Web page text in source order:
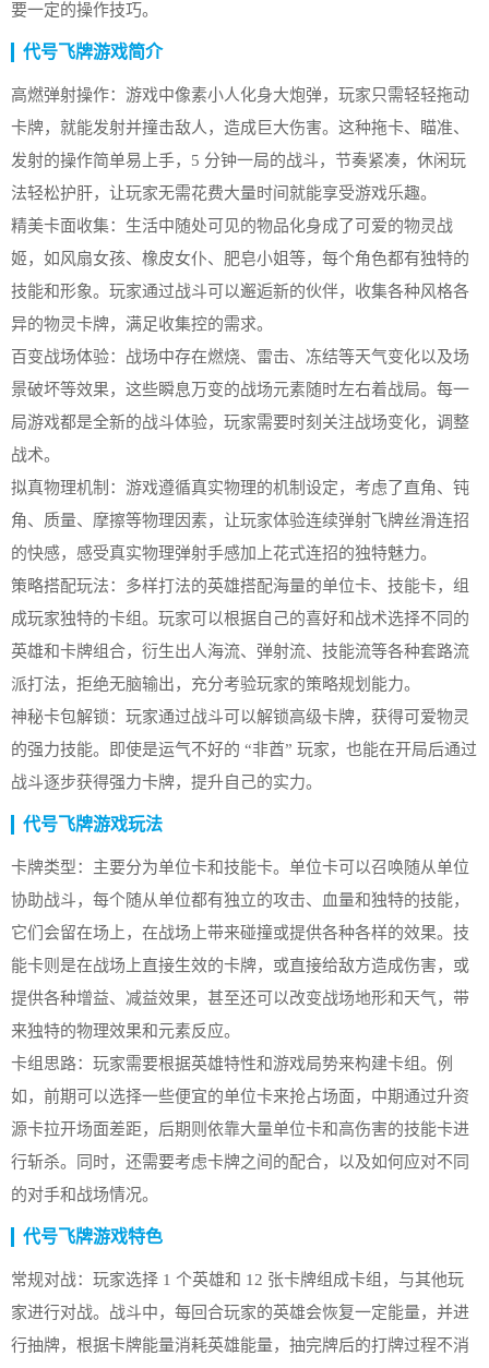
要一定的操作技巧。
代号飞牌游戏简介
高燃弹射操作：游戏中像素小人化身大炮弹，玩家只需轻轻拖动
卡牌，就能发射并撞击敌人，造成巨大伤害。这种拖卡、瞄准、
发射的操作简单易上手，5 分钟一局的战斗，节奏紧凑，休闲玩
法轻松护肝，让玩家无需花费大量时间就能享受游戏乐趣。
精美卡面收集：生活中随处可见的物品化身成了可爱的物灵战
姬，如风扇女孩、橡皮女仆、肥皂小姐等，每个角色都有独特的
技能和形象。玩家通过战斗可以邂逅新的伙伴，收集各种风格各
异的物灵卡牌，满足收集控的需求。
百变战场体验：战场中存在燃烧、雷击、冻结等天气变化以及场
景破坏等效果，这些瞬息万变的战场元素随时左右着战局。每一
局游戏都是全新的战斗体验，玩家需要时刻关注战场变化，调整
战术。
拟真物理机制：游戏遵循真实物理的机制设定，考虑了直角、钝
角、质量、摩擦等物理因素，让玩家体验连续弹射飞牌丝滑连招
的快感，感受真实物理弹射手感加上花式连招的独特魅力。
策略搭配玩法：多样打法的英雄搭配海量的单位卡、技能卡，组
成玩家独特的卡组。玩家可以根据自己的喜好和战术选择不同的
英雄和卡牌组合，衍生出人海流、弹射流、技能流等各种套路流
派打法，拒绝无脑输出，充分考验玩家的策略规划能力。
神秘卡包解锁：玩家通过战斗可以解锁高级卡牌，获得可爱物灵
的强力技能。即使是运气不好的 “非酋” 玩家，也能在开局后通过
战斗逐步获得强力卡牌，提升自己的实力。
代号飞牌游戏玩法
卡牌类型：主要分为单位卡和技能卡。单位卡可以召唤随从单位
协助战斗，每个随从单位都有独立的攻击、血量和独特的技能，
它们会留在场上，在战场上带来碰撞或提供各种各样的效果。技
能卡则是在战场上直接生效的卡牌，或直接给敌方造成伤害，或
提供各种增益、减益效果，甚至还可以改变战场地形和天气，带
来独特的物理效果和元素反应。
卡组思路：玩家需要根据英雄特性和游戏局势来构建卡组。例
如，前期可以选择一些便宜的单位卡来抢占场面，中期通过升资
源卡拉开场面差距，后期则依靠大量单位卡和高伤害的技能卡进
行斩杀。同时，还需要考虑卡牌之间的配合，以及如何应对不同
的对手和战场情况。
代号飞牌游戏特色
常规对战：玩家选择 1 个英雄和 12 张卡牌组成卡组，与其他玩
家进行对战。战斗中，每回合玩家的英雄会恢复一定能量，并进
行抽牌，根据卡牌能量消耗英雄能量，抽完牌后的打牌过程不消